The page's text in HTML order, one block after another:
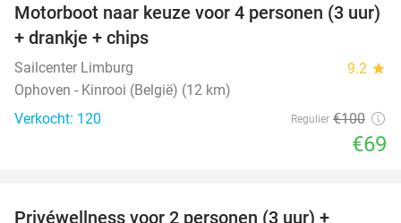
31%
Motorboot naar keuze voor 4 personen (3 uur)
+ drankje + chips
Sailcenter Limburg 9.2 star
Ophoven - Kinrooi (België) (12 km)
Verkocht: 120
Regulier €100
€69
Privéwellness voor 2 personen (3 uur) +